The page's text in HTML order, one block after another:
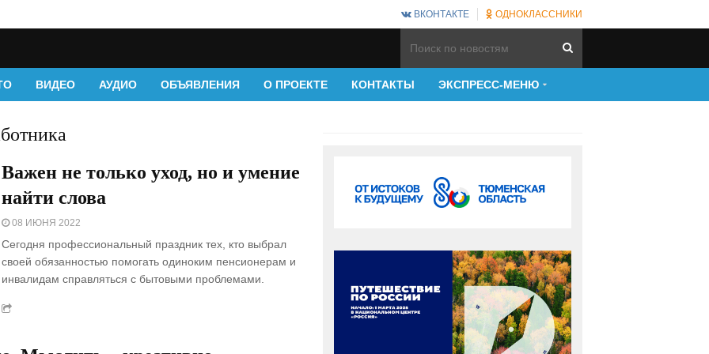
ВКОНТАКТЕ ОДНОКЛАССНИКИ
ВИДЕО АУДИО ОБЪЯВЛЕНИЯ О ПРОЕКТЕ КОНТАКТЫ ЭКСПРЕСС-МЕНЮ
Важен не только уход, но и умение
найти слова
08 ИЮНЯ 2022
Сегодня профессиональный праздник тех, кто выбрал
своей обязанностью помогать одиноким пенсионерам и
инвалидам справляться с бытовыми проблемами.